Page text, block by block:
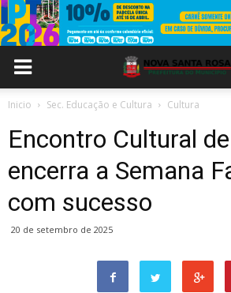
Inicio Sec. Educação e Cultura Cultura
Encontro Cultural
encerra a Semana
com sucesso
20 de setembro de 2025